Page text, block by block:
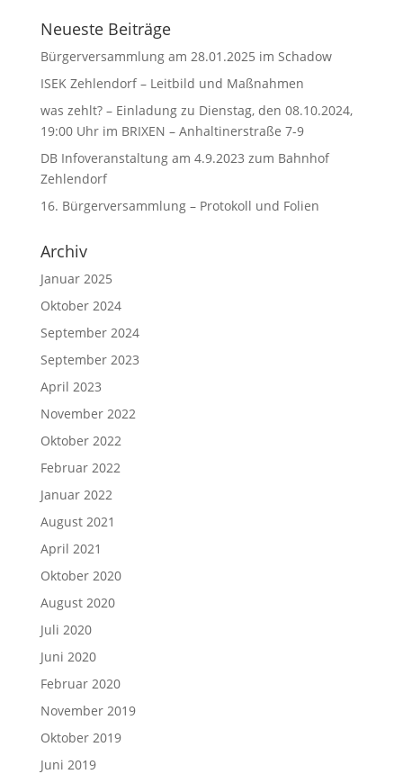
Neueste Beiträge
Bürgerversammlung am 28.01.2025 im Schadow
ISEK Zehlendorf – Leitbild und Maßnahmen
was zehlt? – Einladung zu Dienstag, den 08.10.2024,
19:00 Uhr im BRIXEN – Anhaltinerstraße 7-9
DB Infoveranstaltung am 4.9.2023 zum Bahnhof
Zehlendorf
16. Bürgerversammlung – Protokoll und Folien
Archiv
Januar 2025
Oktober 2024
September 2024
September 2023
April 2023
November 2022
Oktober 2022
Februar 2022
Januar 2022
August 2021
April 2021
Oktober 2020
August 2020
Juli 2020
Juni 2020
Februar 2020
November 2019
Oktober 2019
Juni 2019